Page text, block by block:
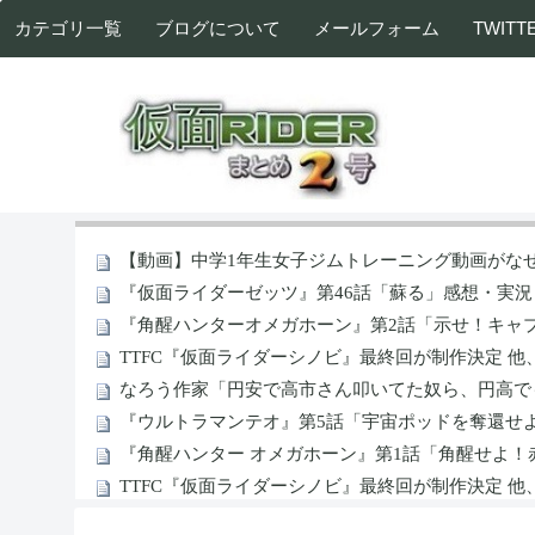
カテゴリ一覧 ブログについて メールフォーム